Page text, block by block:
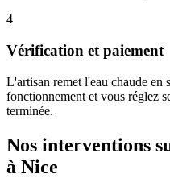
4
Vérification et paiement
L'artisan remet l'eau chaude en
fonctionnement et vous réglez
terminée.
Nos interventions
à Nice